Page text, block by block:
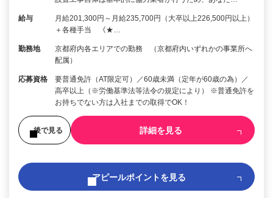
給与
月給201,300円～月給235,700円（大卒以上226,500円以上）
＋各種手当 《★…
勤務地
京都府内各エリアでの勤務 （京都府内いずれかの事業所へ
配属）
応募資格
要普通免許（AT限定可）／60歳未満（定年が60歳の為）／
高卒以上（※労働基準法等法令の規定により） ※普通免許を
お持ちでない方は入社までの取得でOK！
後で見る 詳細を見る
アピールポイントを見る